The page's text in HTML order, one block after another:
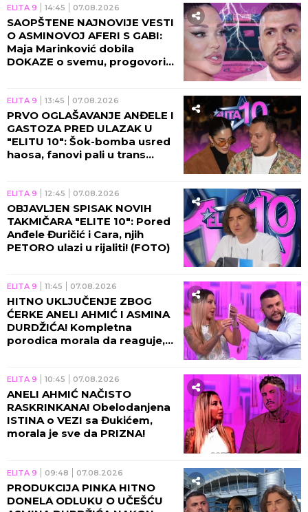
ELITA 9 14:45 07.08.2026
SAOPŠTENE NAJNOVIJE VESTI
O ASMINOVOJ AFERI S GABI:
Maja Marinković dobila
DOKAZE o svemu, progovorila
ELITA 9 13:45 07.08.2026
PRVO OGLAŠAVANJE ANĐELE I
GASTOZA PRED ULAZAK U
"ELITU 10": Šok-bomba usred
haosa, fanovi pali u trans
ELITA 9 12:45 07.08.2026
OBJAVLJEN SPISAK NOVIH
TAKMIČARA "ELITE 10": Pored
Anđele Đuričić i Cara, njih
PETORO ulazi u rijaliti! (FOTO)
ELITA 9 11:45 07.08.2026
HITNO UKLJUČENJE ZBOG
ĆERKE ANELI AHMIĆ I ASMINA
DURDŽIĆA! Kompletna
porodica morala da reaguje,
ELITA 9 10:45 07.08.2026
ANELI AHMIĆ NAČISTO
RASKRINKANA! Obelodanjena
ISTINA o VEZI sa Đukićem,
morala je sve da PRIZNA!
ELITA 9 09:48 07.08.2026
PRODUKCIJA PINKA HITNO
DONELA ODLUKU O UČEŠĆU